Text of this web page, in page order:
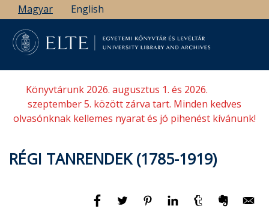
Ugrás
a
tartalomra
Magyar English
Könyvtárunk 2026. augusztus 1. és 2026.
szeptember 5. között zárva tart. Minden kedves
olvasónknak kellemes nyarat és jó pihenést kívánunk!
RÉGI TANRENDEK (1785-1919)